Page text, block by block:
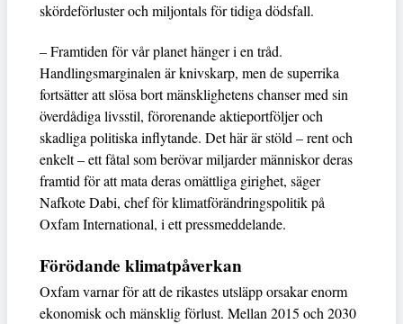
skördeförluster och miljontals för tidiga dödsfall.
– Framtiden för vår planet hänger i en tråd.
Handlingsmarginalen är knivskarp, men de superrika
fortsätter att slösa bort mänsklighetens chanser med sin
överdådiga livsstil, förorenande aktieportföljer och
skadliga politiska inflytande. Det här är stöld – rent och
enkelt – ett fåtal som berövar miljarder människor deras
framtid för att mata deras omättliga girighet, säger
Nafkote Dabi, chef för klimatförändringspolitik på
Oxfam International, i ett pressmeddelande.
Förödande klimatpåverkan
Oxfam varnar för att de rikastes utsläpp orsakar enorm
ekonomisk och mänsklig förlust. Mellan 2015 och 2030